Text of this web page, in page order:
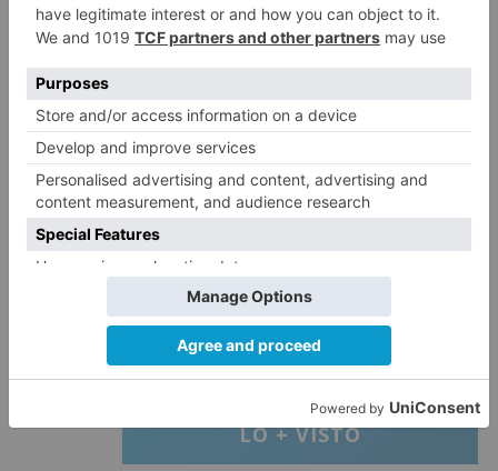
Todos los proyectos y las historias de sus
creadores se podrán conocer a través de
emprendedorescajadeburgos.com
doce nuevos proyectos
empresariales
programa emprendedores
LO + VISTO